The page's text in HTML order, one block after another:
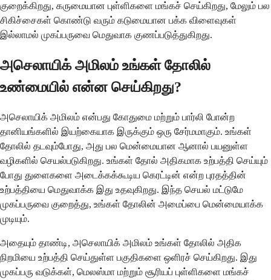
குறைக்கிறது, கருமையான புள்ளிகளை மங்கச் செய்கிறது, மேலும் பல
சிகிச்சைகள் கொண்டு வரும் கடுமையான பக்க விளைவுகள்
இல்லாமல் முகப்பருவை மெதுவாக குணப்படுத்துகிறது.
அசெலாயிக் அமிலம் உங்கள் தோலில்
உண்மையில் என்ன செய்கிறது?
அசெலாயிக் அமிலம் என்பது கோதுமை மற்றும் பார்லி போன்ற
தானியங்களில் இயற்கையாக இருக்கும் ஒரு சேர்மமாகும். உங்கள்
தோலில் தடவும்போது, ​​அது பல மென்மையான ஆனால் பயனுள்ள
வழிகளில் செயல்படுகிறது. உங்கள் தோல் அதிகமாக உற்பத்தி செய்யும்
போது துளைகளை அடைக்கக்கூடிய கெரட்டின் என்ற புரதத்தின்
உற்பத்தியை மெதுவாக்க இது உதவுகிறது. இந்த செயல் மட்டுமே
முகப்பருவை குறைத்து, உங்கள் தோலின் அமைப்பை மென்மையாக்க
முடியும்.
அதையும் தாண்டி, அசெலாயிக் அமிலம் உங்கள் தோலில் அதிக
நிறமியை உற்பத்தி செய்துள்ள பகுதிகளை ஒளிரச் செய்கிறது. இது
முகப்பரு வடுக்கள், மெலஸ்மா மற்றும் சூரியப் புள்ளிகளை மங்கச்